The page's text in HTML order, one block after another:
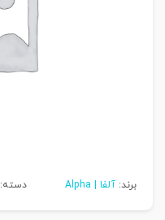
برند: آلفا | Alpha دسته: